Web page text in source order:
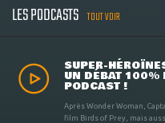
LES PODCASTS TOUT VOIR
SUPER-
UN DÉBAT 100%
PODCAST !
Après Wonder Woman,
film Birds of Prey, mais